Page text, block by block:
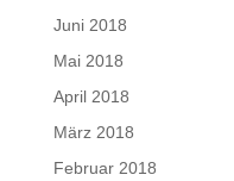
Juni 2018
Mai 2018
April 2018
März 2018
Februar 2018